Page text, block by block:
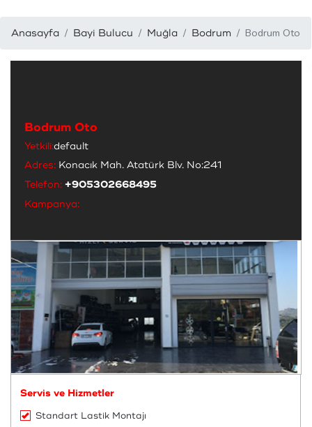
Anasayfa Bayi Bulucu Muğla Bodrum Bodrum Oto
Bodrum Oto
Yetkili:default
Adres: Konacık Mah. Atatürk Blv. No:241
Telefon: +905302668495
Kampanya:
Servis ve Hizmetler
Standart Lastik Montajı